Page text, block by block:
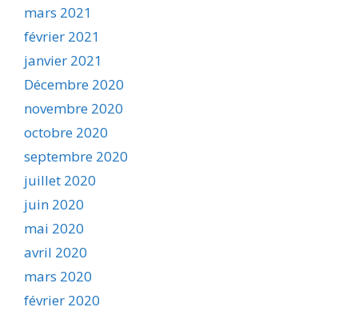
mars 2021
février 2021
janvier 2021
Décembre 2020
novembre 2020
octobre 2020
septembre 2020
juillet 2020
juin 2020
mai 2020
avril 2020
mars 2020
février 2020